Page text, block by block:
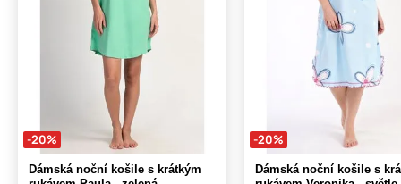
-20%
Dámská noční košile s krátkým
-20%
Dámská noční košile s